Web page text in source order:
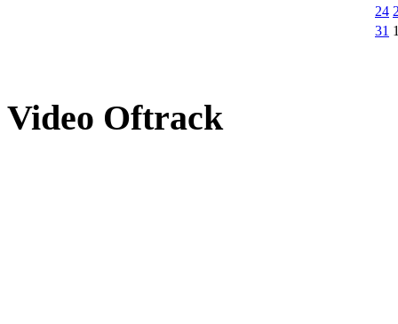
24
31
Video Oftrack